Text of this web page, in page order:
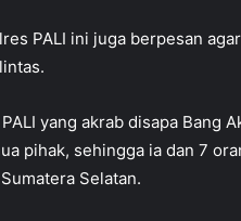
PALI ini juga berpesan
yang akrab disapa Bang
pihak, sehingga ia dan 7
Selatan.